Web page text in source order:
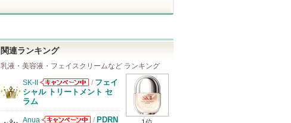
関連ランキング
乳液・美容液・フェイスクリームなど ランキング
SK-II
SK-IIからのお
/ フェイ
シャル トリートメント セ
ラム
Anua
/ PDRN